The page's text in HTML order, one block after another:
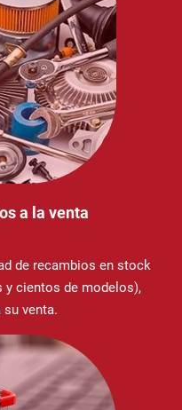
a la venta
de recambios en stock
y cientos de modelos),
venta.